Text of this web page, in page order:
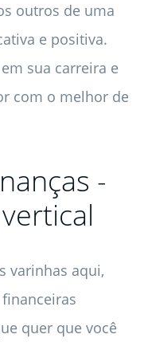
outros de uma
e positiva.
sua carreira e
com o melhor de
-
varinhas aqui,
quer que você